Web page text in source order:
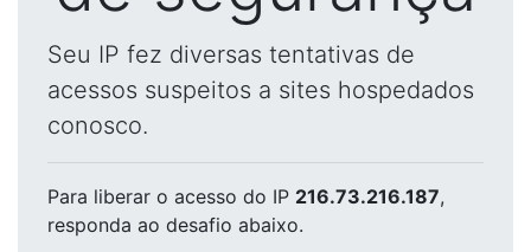
Seu IP fez diversas tentativas de
acessos suspeitos a sites hospedados
conosco.
Para liberar o acesso do IP 216.73.216.187,
responda ao desafio abaixo.